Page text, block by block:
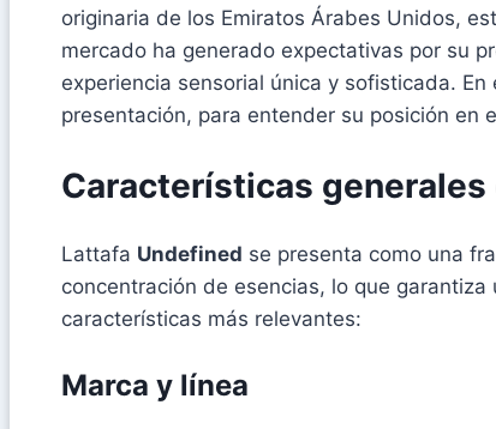
originaria de los Emiratos Árabes Unidos,
mercado ha generado expectativas por su
experiencia sensorial única y sofisticada.
presentación, para entender su posición en
Características
Lattafa Undefined se presenta como una
concentración de esencias, lo que
características más relevantes:
Marca y línea